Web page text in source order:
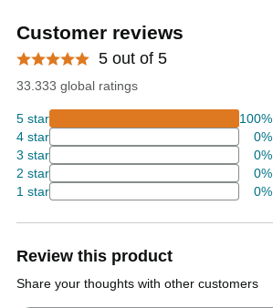
Customer reviews
5 out of 5
33.333 global ratings
5 star
100%
4 star
0%
3 star
0%
2 star
0%
1 star
0%
Review this product
Share your thoughts with other customers